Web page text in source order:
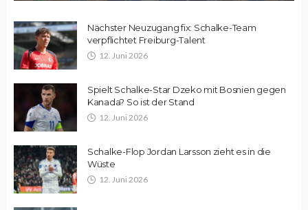
Nächster Neuzugang fix: Schalke-Team
verpflichtet Freiburg-Talent
12. Juni 2026
Spielt Schalke-Star Dzeko mit Bosnien gegen
Kanada? So ist der Stand
12. Juni 2026
Schalke-Flop Jordan Larsson zieht es in die
Wüste
12. Juni 2026